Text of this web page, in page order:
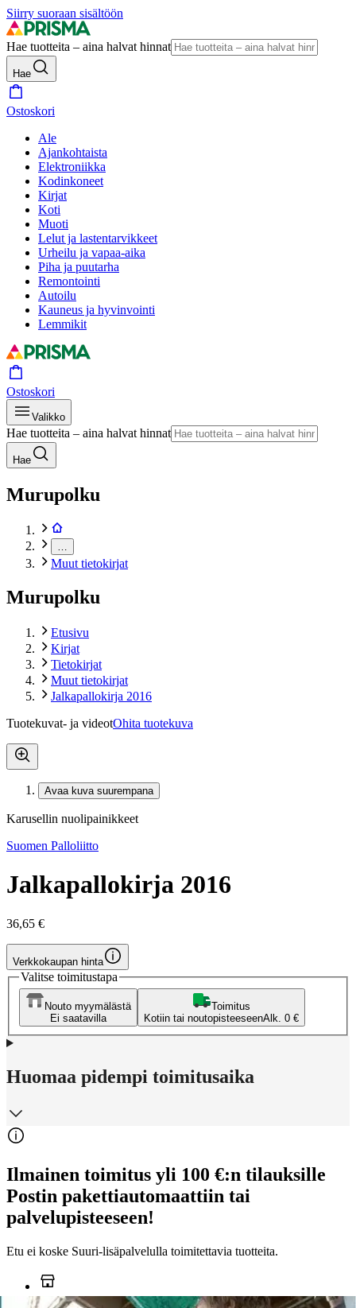
Siirry suoraan sisältöön
Hae tuotteita – aina halvat hinnat
Hae
Ostoskori
Ale
Ajankohtaista
Elektroniikka
Kodinkoneet
Kirjat
Koti
Muoti
Lelut ja lastentarvikkeet
Urheilu ja vapaa-aika
Piha ja puutarha
Remontointi
Autoilu
Kauneus ja hyvinvointi
Lemmikit
Ostoskori
Valikko
Hae tuotteita – aina halvat hinnat
Hae
Murupolku
Muut tietokirjat
Murupolku
Etusivu
Kirjat
Tietokirjat
Muut tietokirjat
Jalkapallokirja 2016
Tuotekuvat- ja videotOhita tuotekuva
Avaa kuva suurempana
Karusellin nuolipainikkeet
Suomen Palloliitto
Jalkapallokirja 2016
36,65 €
Verkkokaupan hinta
Valitse toimitustapa
Nouto myymälästä
Ei saatavilla
Toimitus
Kotiin tai noutopisteeseenAlk. 0 €
Huomaa pidempi toimitusaika
Ilmainen toimitus yli 100 €:n tilauksille
Postin pakettiautomaattiin tai
palvelupisteeseen!
Etu ei koske Suuri‑lisäpalvelulla toimitettavia tuotteita.